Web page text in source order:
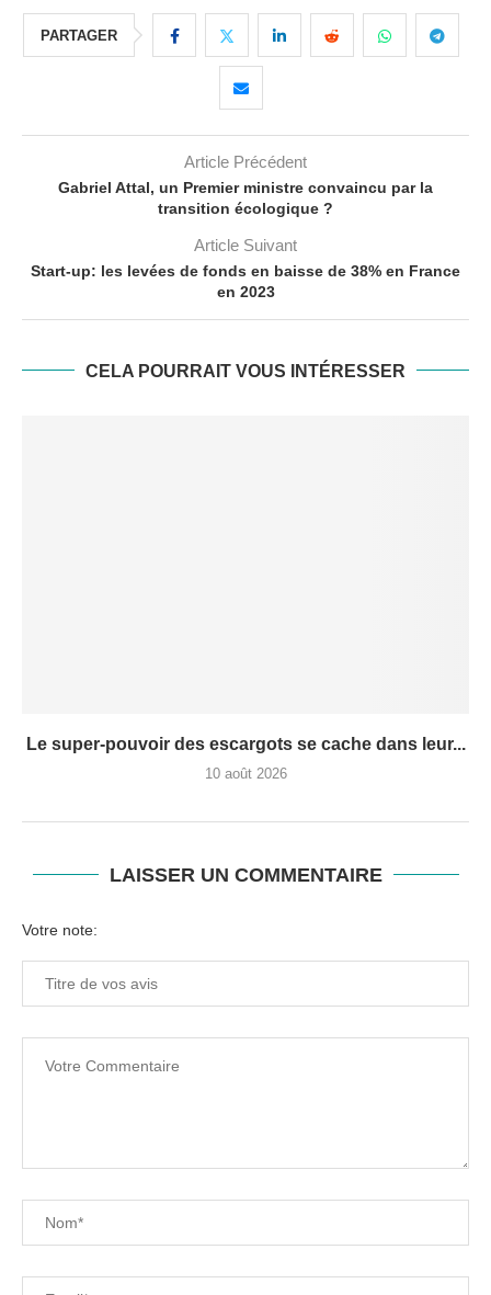
PARTAGER
Article Précédent
Gabriel Attal, un Premier ministre convaincu par la
transition écologique ?
Article Suivant
Start-up: les levées de fonds en baisse de 38% en France
en 2023
CELA POURRAIT VOUS INTÉRESSER
Le super-pouvoir des escargots se cache dans leur...
10 août 2026
LAISSER UN COMMENTAIRE
Votre note: